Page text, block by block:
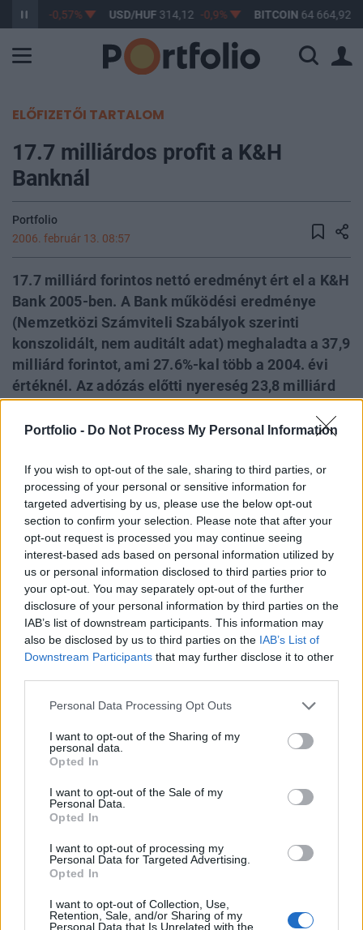
Portfolio - Do Not Process My Personal Information
If you wish to opt-out of the sale, sharing to third parties, or
processing of your personal or sensitive information for
targeted advertising by us, please use the below opt-out
section to confirm your selection. Please note that after your
opt-out request is processed you may continue seeing
interest-based ads based on personal information utilized by
us or personal information disclosed to third parties prior to
your opt-out. You may separately opt-out of the further
disclosure of your personal information by third parties on the
IAB’s list of downstream participants. This information may
also be disclosed by us to third parties on the IAB’s List of
Downstream Participants that may further disclose it to other
Personal Data Processing Opt Outs
I want to opt-out of the Sharing of my
personal data.
Opted In
I want to opt-out of the Sale of my
Personal Data.
Opted In
I want to opt-out of processing my
Personal Data for Targeted Advertising.
Opted In
I want to opt-out of Collection, Use,
Retention, Sale, and/or Sharing of my
Personal Data that Is Unrelated with the
363,31 -0,57% USD/HUF314,12 -0,9% BITCOIN64 664,92
ELŐFIZETŐI TARTALOM
17.7 milliárdos profit a K&H
Banknál
Portfolio
2006. február 13. 08:57
17.7 milliárd forintos nettó eredményt ért el a K&H
Bank 2005-ben. A Bank működési eredménye
(Nemzetközi Számviteli Szabályok szerinti
konszolidált, nem auditált adat) meghaladta a 37,9
milliárd forintot, ami 27.6%-kal több a 2004. évi
értéknél. Az adózás előtti nyereség 23,8 milliárd
növekedést jelent. Adózás utáni eredménye 17,7
kevesebb. Mindkét évet megtisztítva az egyszeri
tételektől a nettó eredmény 25%-os növekedést
mutatna.
A Bank saját tőkéje előző évhez képest közel 13%-kal 155.5
milliárd forintra nőtt. A bázis 2004-es adatokat
(Nemzetközi Számviteli Szabályok szerinti konszolidált,
nem auditált eredmények) az összehasonlíthatóság
megteremtése érdekében a K&H Bank módosította. A Bank
2005. január 1-től a Nemzetközi Számviteli Szabályok
szerint a folyósításkor felmerülő hiteldíjak...
A keresett cikk a portfolio.hu hírarchívumához
tartozik, melynek olvasása előfizetéses
regisztrációhoz kötött.
Az előfizetés a következőket tartalmazza:
Kötéslisták: BÉT elmúlt 2 év napon belüli
kötéslistái
Előfizetés